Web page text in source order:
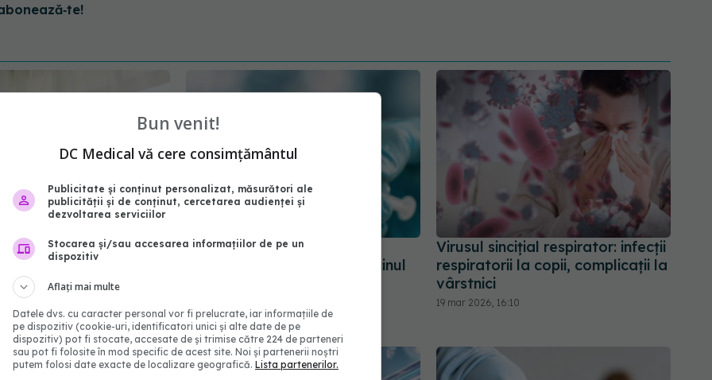
Cancerul de col uterin,
Raluca Sîmbotin (MSD
Provoacă 350.000 de
prevenibile
Detaliul important pe care
trebuie să îl știi despre vaccinul
Virusul sincițial respirator: infecții
respiratorii la copii, complicații la
vârstnici
19 mar 2026, 16:10
Bun venit!
DC Medical vă cere consimțământul
Publicitate și conținut personalizat, măsurători ale
publicității și de conținut, cercetarea audienței și
dezvoltarea serviciilor
Stocarea și/sau accesarea informațiilor de pe un
dispozitiv
Aflați mai multe
Datele dvs. cu caracter personal vor fi prelucrate, iar informațiile de
pe dispozitiv (cookie-uri, identificatori unici și alte date de pe
dispozitiv) pot fi stocate, accesate de și trimise către 224 de parteneri
sau pot fi folosite în mod specific de acest site. Noi și partenerii noștri
putem folosi date exacte de localizare geografică. Lista partenerilor.